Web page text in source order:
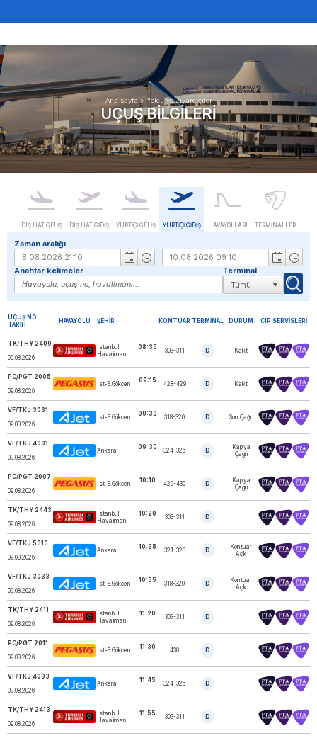
Ana sayfa > Yolcu ve Ziyaretçiler
UÇUŞ BILGILERI
DIŞ HAT GELIŞ DIŞ HAT GIDIŞ YURTIÇI GELIŞ YURTIÇI GIDIŞ HAVAYOLLARI TERMINALLER
Anahtar kelimeler
Zaman aralığı
-
Terminal
UÇUŞ NO
TARIH
HAVAYOLU ŞEHIR KONTUAR TERMINAL DURUM CIP SERVISLERI
TK/THY 2409
09.08.2026
TURKISH AIRLINES
Istanbul
Havalimanı
08:35 303-311 D Kalktı
PC/PGT 2005
09.08.2026
PEGASUS Ist-S.Gökcen 09:15 428-429 D Kalktı
VF/TKJ 3031
09.08.2026
AJET Ist-S.Gökcen 09:30 318-320 D Son Çağrı
VF/TKJ 4001
09.08.2026
AJET Ankara 09:30 324-326 D
Kapıya
Çagri
PC/PGT 2007
09.08.2026
PEGASUS Ist-S.Gökcen 10:10 429-430 D
Kapıya
Çagri
TK/THY 2443
09.08.2026
TURKISH AIRLINES
Istanbul
Havalimanı
10:20 303-311 D
VF/TKJ 5313
09.08.2026
AJET Ankara 10:35 321-323 D
Kontuar
Açik
VF/TKJ 3033
09.08.2026
AJET Ist-S.Gökcen 10:55 318-320 D
Kontuar
Açik
TK/THY 2411
09.08.2026
TURKISH AIRLINES
Istanbul
Havalimanı
11:20 303-311 D
PC/PGT 2011
09.08.2026
PEGASUS Ist-S.Gökcen 11:30 430 D
VF/TKJ 4003
09.08.2026
AJET Ankara 11:45 324-326 D
TK/THY 2413
09.08.2026
TURKISH AIRLINES
Istanbul
Havalimanı
11:55 303-311 D